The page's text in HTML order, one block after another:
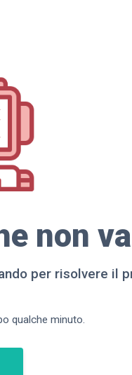
non
per risolvere il
qualche minuto.